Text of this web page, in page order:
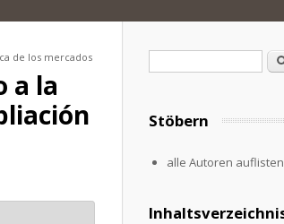
de los mercados
a la
Stöbern
alle Autoren auflisten